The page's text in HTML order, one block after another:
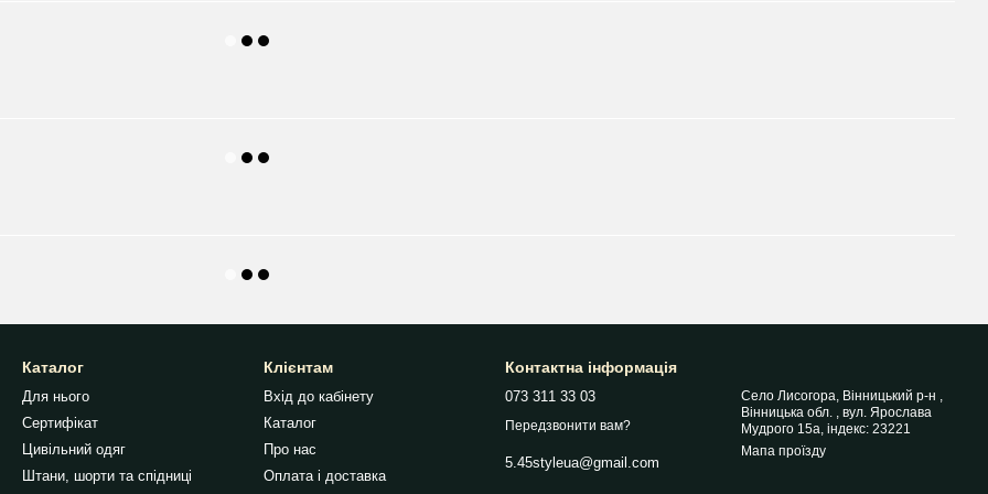
Каталог
Для нього
Сертифікат
Цивільний одяг
Штани, шорти та спідниці
Клієнтам
Вхід до кабінету
Каталог
Про нас
Оплата і доставка
Контактна інформація
073 311 33 03
Передзвонити вам?
5.45styleua@gmail.com
Село Лисогора, Вінницький р-н ,
Вінницька обл. , вул. Ярослава
Мудрого 15а, індекс: 23221
Мапа проїзду